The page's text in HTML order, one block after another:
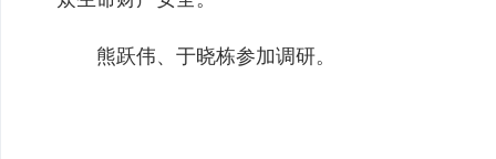
熊跃伟、于晓栋参加调研。